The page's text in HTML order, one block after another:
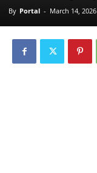
By Portal - March 14, 2026